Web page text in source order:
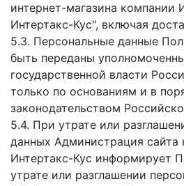
интернет-магазина компании
Интертакс-Кус", включая
5.3. Персональные данные
быть переданы
государственной власти
только по основаниям и в
законодательством
5.4. При утрате или
данных Администрация сайта
Интертакс-Кус информирует
утрате или разглашении